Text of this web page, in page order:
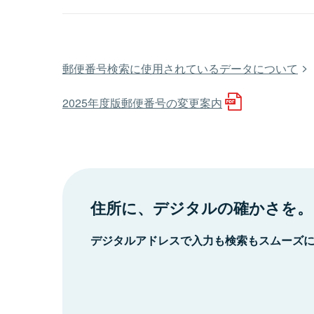
郵便番号検索に使用されているデータについて
2025年度版郵便番号の変更案内
住所に、デジタルの確かさを。
デジタルアドレスで入力も検索もスムーズ